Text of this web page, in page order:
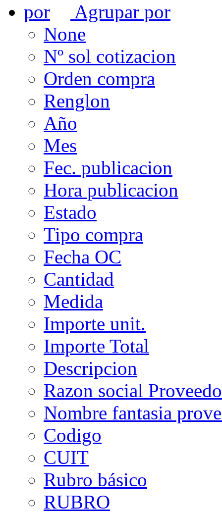
Agrupar por
None
Nº sol cotizacion
Orden compra
Renglon
Año
Mes
Fec. publicacion
Hora publicacion
Estado
Tipo compra
Fecha OC
Cantidad
Medida
Importe unit.
Importe Total
Descripcion
Razon social
Nombre fantasia
Codigo
CUIT
Rubro básico
RUBRO